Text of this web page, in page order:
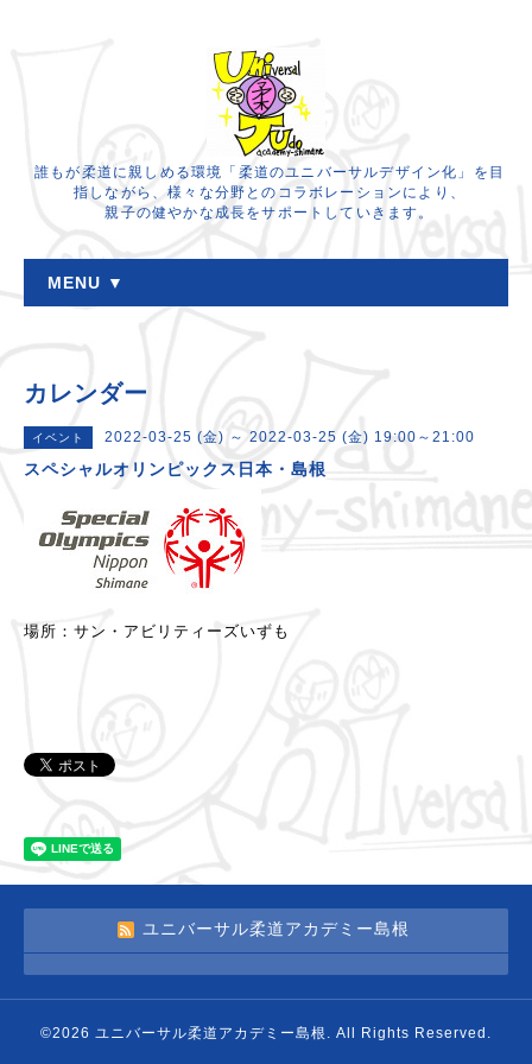
誰もが柔道に親しめる環境「柔道のユニバーサルデザイン化」を目
指しながら、様々な分野とのコラボレーションにより、
親子の健やかな成長をサポートしていきます。
MENU ▼
カレンダー
イベント 2022-03-25 (金) ～ 2022-03-25 (金) 19:00～21:00
スペシャルオリンピックス日本・島根
場所：サン・アビリティーズいずも
ユニバーサル柔道アカデミー島根
©2026 ユニバーサル柔道アカデミー島根 . All Rights Reserved.